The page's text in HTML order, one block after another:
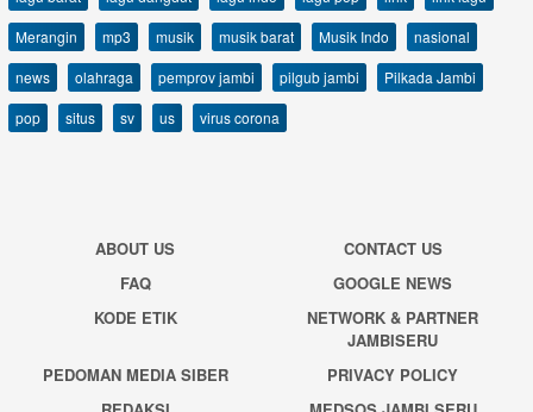
Merangin
mp3 musik musik barat Musik Indo
nasional
news
olahraga pemprov jambi pilgub jambi
Pilkada Jambi
pop
situs sv us virus corona
ABOUT US
CONTACT US
FAQ
GOOGLE NEWS
KODE ETIK
NETWORK & PARTNER
JAMBISERU
PEDOMAN MEDIA SIBER
PRIVACY POLICY